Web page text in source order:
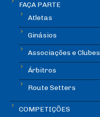
FAÇA PARTE
Atletas
Ginásios
Associações e Clubes
Árbitros
Route Setters
COMPETIÇÕES